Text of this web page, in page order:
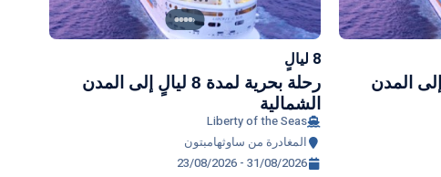
›
8 ليالٍ
رحلة بحرية لمدة 8 ليالٍ إلى المدن
الشمالية
Liberty of the Seas
المغادرة من ساوثهامبتون
23/08/2026 - 31/08/2026
8 ليالٍ إلى المدن